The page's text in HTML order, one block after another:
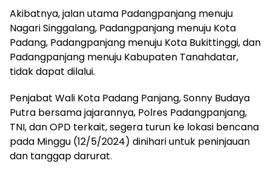
Akibatnya, jalan utama Padangpanjang menuju
Nagari Singgalang, Padangpanjang menuju Kota
Padang, Padangpanjang menuju Kota Bukittinggi, dan
Padangpanjang menuju Kabupaten Tanahdatar,
tidak dapat dilalui.
Penjabat Wali Kota Padang Panjang, Sonny Budaya
Putra bersama jajarannya, Polres Padangpanjang,
TNI, dan OPD terkait, segera turun ke lokasi bencana
pada Minggu (12/5/2024) dinihari untuk peninjauan
dan tanggap darurat.